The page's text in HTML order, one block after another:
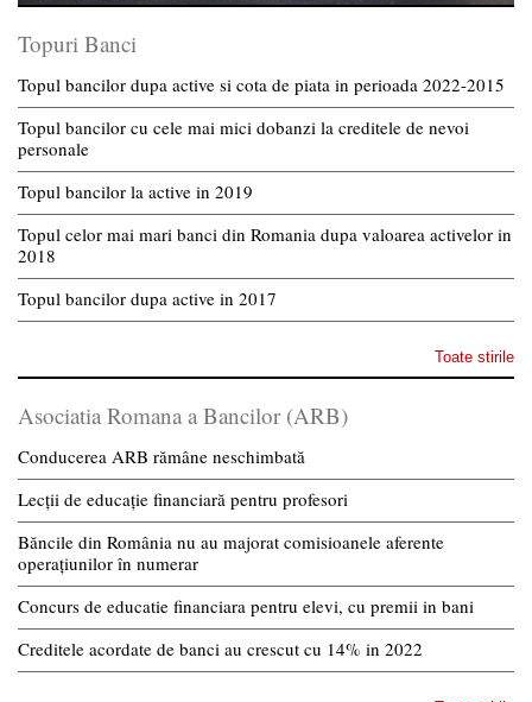
Topuri Banci
Topul bancilor dupa active si cota de piata in perioada 2022-2015
Topul bancilor cu cele mai mici dobanzi la creditele de nevoi
personale
Topul bancilor la active in 2019
Topul celor mai mari banci din Romania dupa valoarea activelor in
2018
Topul bancilor dupa active in 2017
Toate stirile
Asociatia Romana a Bancilor (ARB)
Conducerea ARB rămâne neschimbată
Lecții de educație financiară pentru profesori
Băncile din România nu au majorat comisioanele aferente
operațiunilor în numerar
Concurs de educatie financiara pentru elevi, cu premii in bani
Creditele acordate de banci au crescut cu 14% in 2022